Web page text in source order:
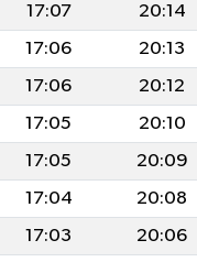
17:07 20:14
17:06 20:13
17:06 20:12
17:05 20:10
17:05 20:09
17:04 20:08
17:03 20:06